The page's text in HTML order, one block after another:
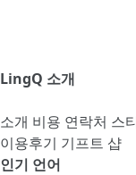
LingQ 소개
소개 비용 연락처 스
이용후기 기프트 샵
인기 언어